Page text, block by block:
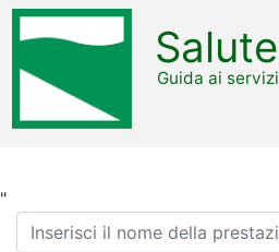
"
Salute
Guida ai servizi
Ricerca